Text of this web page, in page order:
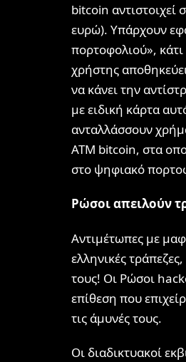
bitcoin αντιστοιχεί
ευρώ). Υπάρχουν
πορτοφολιού»,
χρήστης
να κάνει την
με ειδική κάρτα
ανταλλάσσουν
ΑΤΜ bitcoin, στα
στο ψηφιακό
Ρώσοι απειλούν
Αντιμέτωπες με
ελληνικές
τους! Οι Ρώσοι
επίθεση που
τις άμυνές τους.
Οι διαδικτυακοί